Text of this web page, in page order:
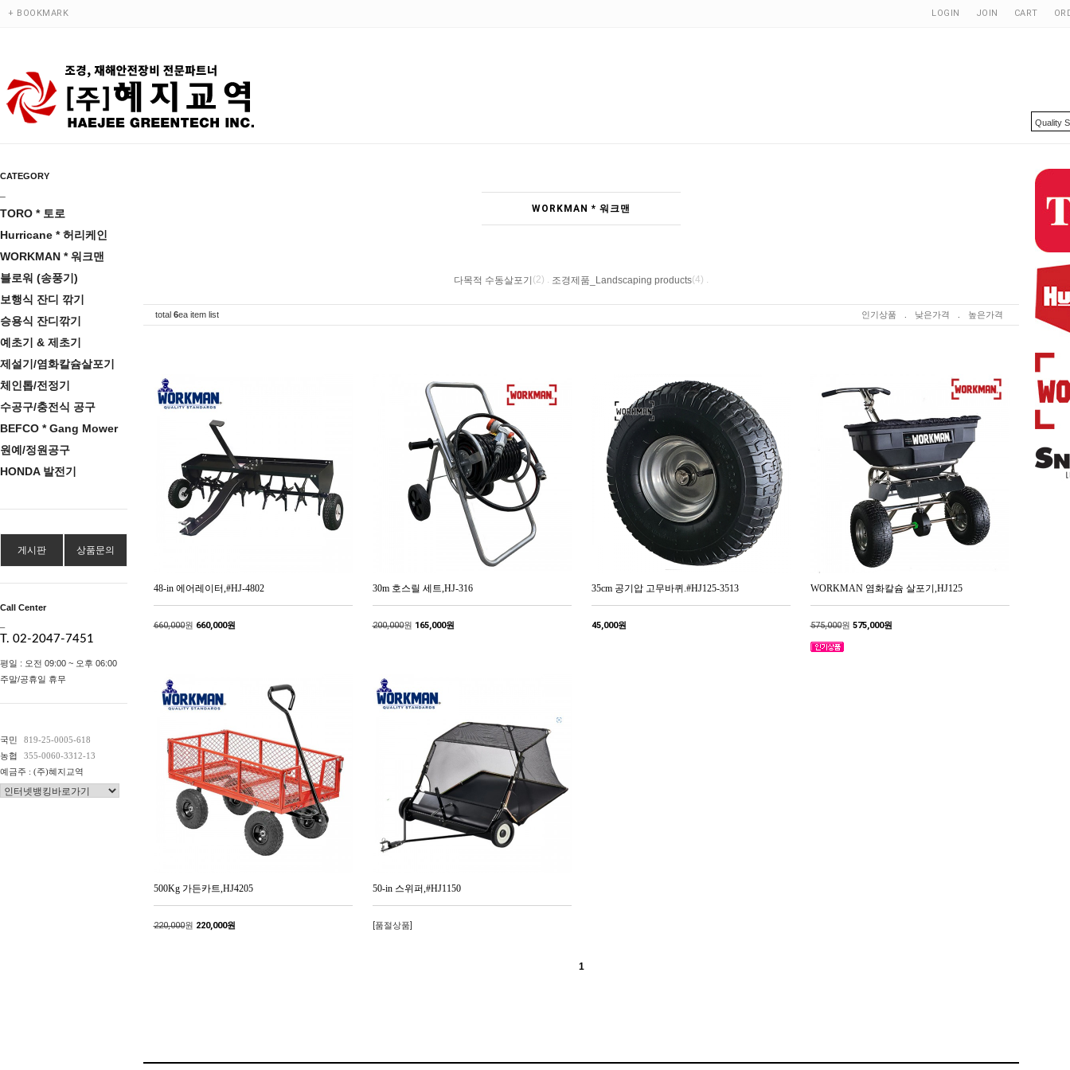
+ BOOKMARK LOGIN JOIN CART
CATEGORY
TORO * 토로
Hurricane * 허리케인
WORKMAN * 워크맨
블로워 (송풍기)
보행식 잔디 깎기
승용식 잔디깎기
예초기 & 제초기
제설기/염화칼슘살포기
체인톱/전정기
수공구/충전식 공구
BEFCO * Gang Mower
원예/정원공구
HONDA 발전기
게시판 상품문의
Call Center
T. 02-2047-7451
평일 : 오전 09:00 ~ 오후 06:00
주말/공휴일 휴무
국민
819-25-0005-618
농협
355-0060-3312-13
예금주 : (주)혜지교역
WORKMAN * 워크맨
다목적 수동살포기 (2) . 조경제품_Landscaping products(4) .
total 6ea item list 인기상품 낮은가격 높은가격
48-in 에어레이터,#HJ-4802
660,000원 660,000원
30m 호스릴 세트,HJ-316
200,000원 165,000원
35cm 공기압 고무바퀴.#HJ125-3513
45,000원
WORKMAN 염화칼슘 살포기,HJ125
575,000원 575,000원
500Kg 가든카트,HJ4205
220,000원 220,000원
50-in 스위퍼,#HJ1150
[품절상품]
1